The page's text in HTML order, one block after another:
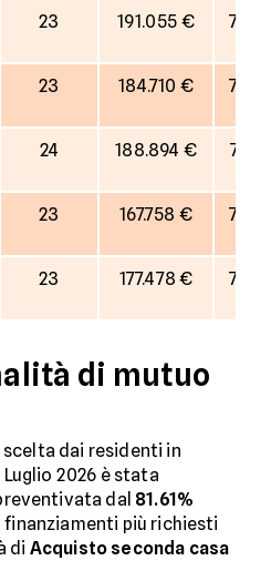
23 191.055 € 70%
23 184.710 € 70%
24 188.894 € 74%
23 167.758 € 70%
23 177.478 € 73%
di mutuo
scelta dai residenti in
2026 è stata
dal 81.61%
finanziamenti più richiesti
di Acquisto seconda casa